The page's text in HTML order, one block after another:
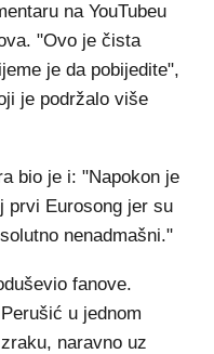
na YouTubeu
"Ovo je čista
je da pobijedite",
je podržalo više
bio je i: "Napokon je
prvi Eurosong jer su
nenadmašni."
fanove.
u jednom
naravno uz